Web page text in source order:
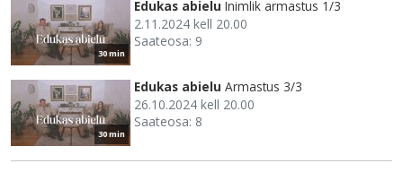
30 min
Edukas abielu Inimlik armastus 1/3
2.11.2024 kell 20.00
Saateosa: 9
30 min
Edukas abielu Armastus 3/3
26.10.2024 kell 20.00
Saateosa: 8